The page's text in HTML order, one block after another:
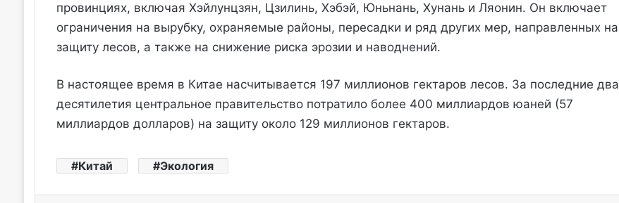
провинциях, включая Хэйлунцзян, Цзилинь, Хэбэй, Юньнань, Хунань и Ляонин. Он включает
ограничения на вырубку, охраняемые районы, пересадки и ряд других мер, направленных на
защиту лесов, а также на снижение риска эрозии и наводнений.
В настоящее время в Китае насчитывается 197 миллионов гектаров лесов. За последние два
десятилетия центральное правительство потратило более 400 миллиардов юаней (57
миллиардов долларов) на защиту около 129 миллионов гектаров.
Китай Экология